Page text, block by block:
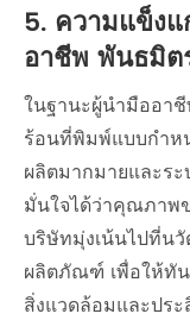
5. ความแข็ง
อาชีพ พันธมิต
ในฐานะผู้นำมืออา
ร้อนที่พิมพ์แบบกำห
ผลิตมากมายและร
มั่นใจได้ว่าคุณภาพ
บริษัทมุ่งเน้นไปที่น
ผลิตภัณฑ์ เพื่อให้ทั
สิ่งแวดล้อมและปร